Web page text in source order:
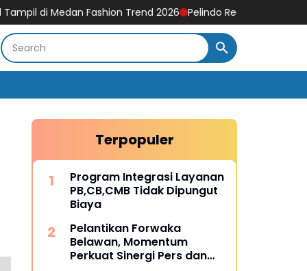
Medan Fashion Trend 2026 Pelindo Regional 1 Dukung
Terpopuler
Program Integrasi Layanan
PB,CB,CMB Tidak Dipungut
Biaya
Pelantikan Forwaka
Belawan, Momentum
Perkuat Sinergi Pers dan